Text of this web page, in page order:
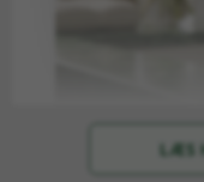
LÆS